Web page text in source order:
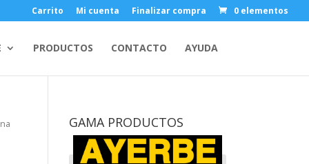
Carrito Mi cuenta Finalizar compra 0 elementos
PRODUCTOS CONTACTO AYUDA
GAMA PRODUCTOS